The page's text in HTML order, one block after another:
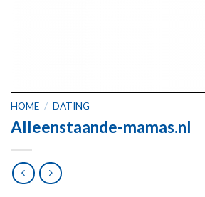
HOME / DATING
Alleenstaande-mamas.nl